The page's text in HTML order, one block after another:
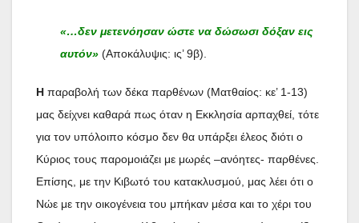
«…δεν μετενόησαν ώστε να δώσωσι δόξαν εις
αυτόν» (Αποκάλυψις: ις’ 9β).
Η παραβολή των δέκα παρθένων (Ματθαίος: κε’ 1-13)
μας δείχνει καθαρά πως όταν η Εκκλησία αρπαχθεί, τότε
για τον υπόλοιπο κόσμο δεν θα υπάρξει έλεος διότι ο
Κύριος τους παρομοιάζει με μωρές –ανόητες- παρθένες.
Επίσης, με την Κιβωτό του κατακλυσμού, μας λέει ότι ο
Νώε με την οικογένεια του μπήκαν μέσα και το χέρι του